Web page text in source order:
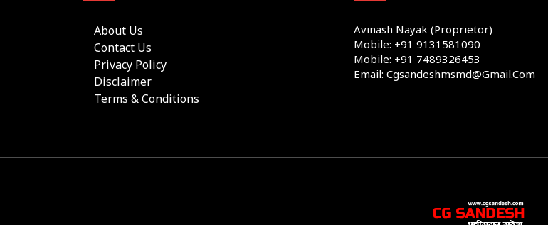
About Us
Contact Us
Privacy Policy
Disclaimer
Terms & Conditions
Avinash Nayak (Proprietor)
Mobile: +91 9131581090
Mobile: +91 7489326453
Email: Cgsandeshmsmd@gmail.com